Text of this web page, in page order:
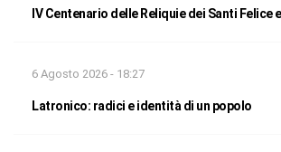
IV Centenario delle Reliquie dei Santi Felice
6 Agosto 2026 - 18:27
Latronico: radici e identità di un popolo